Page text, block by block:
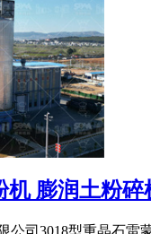
机 膨润土粉
公司3018型重晶石